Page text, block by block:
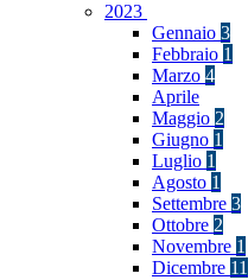
2023
Gennaio 3
Febbraio 1
Marzo 4
Aprile
Maggio 2
Giugno 1
Luglio 1
Agosto 1
Settembre 3
Ottobre 2
Novembre 1
Dicembre 11